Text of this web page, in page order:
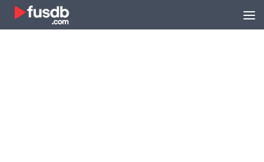
Zum Inhalt springen